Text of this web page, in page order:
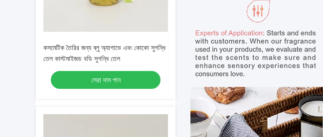
কসমেটিক তৈরির জন্য ব্লু অ্যাগাভে এবং কোকো সুগন্ধি
তেল কাস্টমাইজড বডি সুগন্ধি তেল
সেরা দাম পান